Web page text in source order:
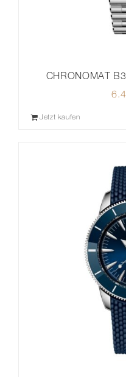
CHRONOMAT
Jetzt kaufen